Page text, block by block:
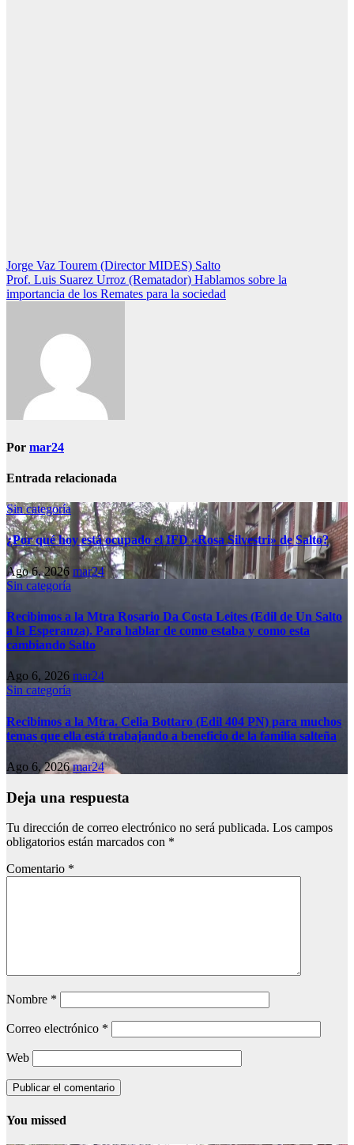
Navegación
de
Jorge Vaz Tourem (Director MIDES) Salto
Prof. Luis Suarez Urroz (Rematador) Hablamos sobre la
importancia de los Remates para la sociedad
Por mar24
Entrada relacionada
Sin categoría
¿Por qué hoy está ocupado el IFD «Rosa Silvestri» de Salto?
Ago 6, 2026 mar24
Sin categoría
Recibimos a la Mtra Rosario Da Costa Leites (Edil de Un Salto
a la Esperanza). Para hablar de como estaba y como esta
cambiando Salto
Ago 6, 2026 mar24
Sin categoría
Recibimos a la Mtra. Celia Bottaro (Edil 404 PN) para muchos
temas que ella está trabajando a beneficio de la familia salteña
Ago 6, 2026mar24
Deja una respuesta
Tu dirección de correo electrónico no será publicada. Los campos
obligatorios están marcados con *
Comentario *
Nombre *
Correo electrónico *
Web
You missed